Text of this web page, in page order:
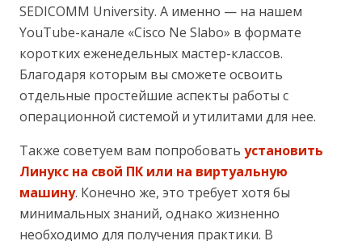
SEDICOMM University. А именно — на нашем
YouTube-канале «Cisco Ne Slabo» в формате
коротких еженедельных мастер-классов.
Благодаря которым вы сможете освоить
отдельные простейшие аспекты работы с
операционной системой и утилитами для нее.
Также советуем вам попробовать установить
Линукс на свой ПК или на виртуальную
машину. Конечно же, это требует хотя бы
минимальных знаний, однако жизненно
необходимо для получения практики. В